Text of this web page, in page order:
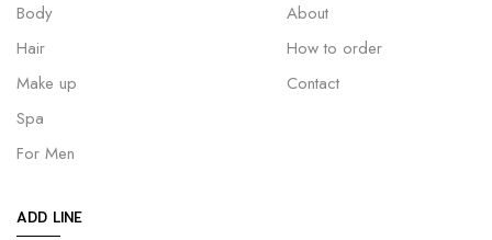
Body
Hair
Make up
Spa
For Men
About
How to order
Contact
ADD LINE